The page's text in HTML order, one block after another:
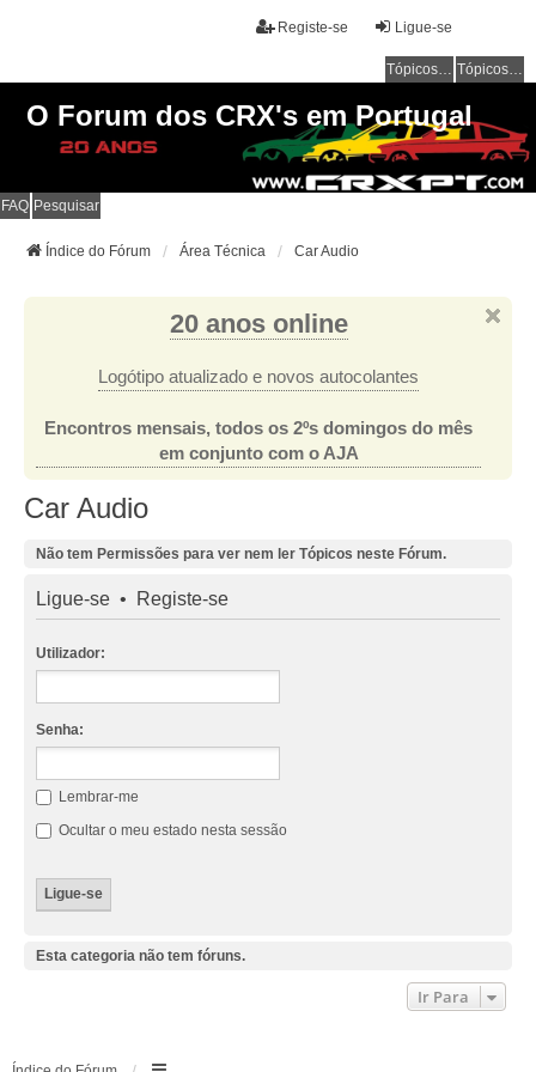
Ligue-se
Registe-se
Tópicos sem resposta Tópicos ativos
O Forum dos CRX's em Portugal
FAQ Pesquisar
Índice do Fórum Área Técnica Car Audio
20 anos online
Logótipo atualizado e novos autocolantes
Encontros mensais, todos os 2ºs domingos do mês
em conjunto com o AJA
Car Audio
Não tem Permissões para ver nem ler Tópicos neste Fórum.
Ligue-se • Registe-se
Utilizador:
Senha:
Lembrar-me
Ocultar o meu estado nesta sessão
Esta categoria não tem fóruns.
Ir Para